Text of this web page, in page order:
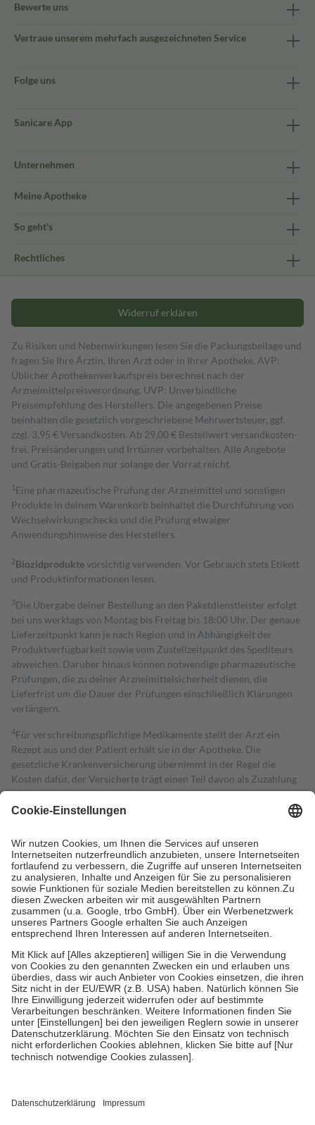
Bewerte uns
Vertraue unserem mehrfach ausgezeichneten Service
Folge uns
Sanicare App
Unternehmen
Meine Apotheke
So geht's
Rechtliches
Widerruf erklären
Zu Risiken und Nebenwirkungen lesen Sie die Packungsbeilage und
fragen Sie Ihre Ärztin, Ihren Arzt oder in Ihrer Apotheke. AVP:
Üblicher Apothekenverkaufspreis berechnet nach der
Arzneimittelpreisverordnung. UVP: Unverbindliche
Preisempfehlung des Herstellers. Die angegebenen Preise
beinhalten die gesetzlich vorgeschriebene Mehrwertsteuer, ggf.
zzgl. 3,95 € Versandkosten. Ab 29,00 € Bestell­wert versand­kosten­
frei. Preisänderungen und Irrtümer vorbehalten. Alle Angebote
und Gratis-Beigaben nur solange der Vorrat reicht.
1 Eine pharmazeutische Prüfung der Arzneimittel und sonstigen
Produkte in deinem Warenkorb beinhaltet die Durchführung von
Wechselwirkungschecks und die Prüfung etwaiger
Anwendungshinweise des Herstellers.
2Biozidproduktevorsichtig verwenden. Vor Gebrauch stets Etikett
und Produktinformationen lesen.
3Die Übergabe deiner Bestellung an den Paketdienstleister erfolgt
bei uns werktags von Montag bis Freitag bis 18:00 Uhr. Der genaue
Lieferzeitpunkt kann je nach Region und in Abhängigkeit der
Produktverfügbarkeit sowie vom Zustellzeitpunkt des Spediteurs
abweichen. Darüber hinaus können notwendige pharmazeutische
Prüfungen, die zu deiner Arzneimittelsicherheit dienen, die
Lieferfrist um die Dauer der Prüfungen einschließlich Klärungen
verlängern.
4Für verschreibungspflichtige Medikamente stellt der Arzt ein
Rezept aus und der Patient erhält sie in der Apotheke. Die
gesetzliche Krankenversicherung übernimmt in der Regel die
Kosten dafür, der Versicherte trägt einen Teil davon als Zuzahlung
mit.
Grundsätzlich leisten Mitglieder Zuzahlungen in Höhe von zehn
höchstens zehn Euro.
Es sind jedoch nie mehr als die tatsächlichen
Kosten der Leistung zu entrichten.
Diese Regeln gelten grundsätzlich auch für Online-Apotheken.
Bei Heilmitteln und häuslicher Krankenpflege beträgt die
Zuzahlung zehn Prozent der Kosten sowie zehn Euro je
Verordnung.
Um das Engagement der Versicherten für ihre eigene Gesundheit zu
stärken und die besondere Stellung der Familie zu unterstützen,
fallenkeine Zuzahlungenan bei:
• Kindern und Jugendlichen bis zum vollendeten 18. Lebensjahr
mit Ausnahme der Fahrkosten
• Untersuchungen zur Vorsorge und Früherkennung, die von der
GKV getragen werden
• empfohlenen Schutzimpfungen
• Harn- und Blutteststreifen
getroffen, um sicherzustellen, dass es sich um echte Bewertungen